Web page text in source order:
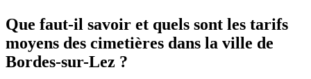
Que faut-il savoir et quels sont les tarifs
moyens des cimetières dans la ville de
Bordes-sur-Lez ?